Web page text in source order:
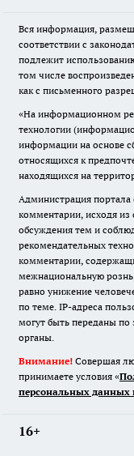
Вся информация,
соответствии с
подлежит
том числе
как с письменного
«На информационном
технологии
информации на основе
относящихся к
находящихся на
Администрация портала
комментарии, исходя из
обсуждения тем и
рекомендательных
комментарии,
межнациональную
равно унижение
по теме. IP-адреса
могут быть переданы по
органы.
Внимание! Совершая
принимаете условия «
персональных данных
16+